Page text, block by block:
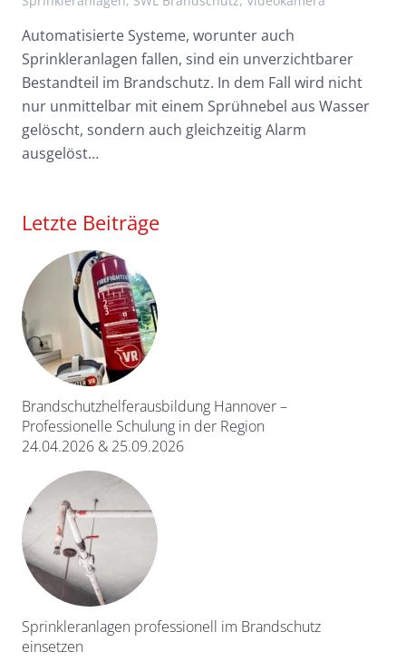
Automatisierte Systeme, worunter auch
Sprinkleranlagen fallen, sind ein unverzichtbarer
Bestandteil im Brandschutz. In dem Fall wird nicht
nur unmittelbar mit einem Sprühnebel aus Wasser
gelöscht, sondern auch gleichzeitig Alarm
ausgelöst…
Letzte Beiträge
Brandschutzhelferausbildung Hannover –
Professionelle Schulung in der Region
24.04.2026 & 25.09.2026
Sprinkleranlagen professionell im Brandschutz
einsetzen